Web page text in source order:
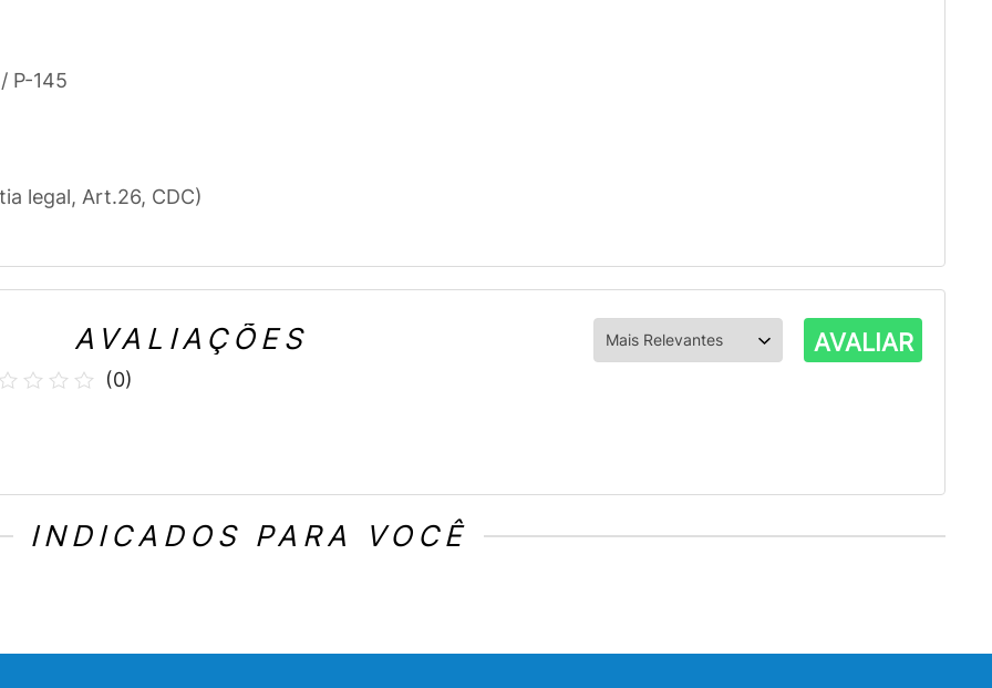
P-145
legal, Art.26, CDC)
AVALIAÇÕES AVALIAR
(0)
INDICADOS PARA VOCÊ